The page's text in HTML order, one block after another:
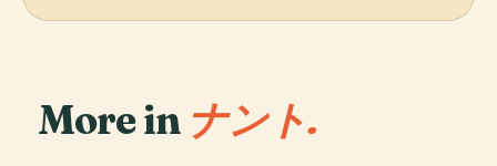
More in ナント.